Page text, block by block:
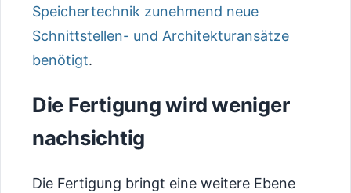
Speichertechnik zunehmend neue
Schnittstellen- und Architekturansätze
benötigt.
Die Fertigung wird weniger
nachsichtig
Die Fertigung bringt eine weitere Ebene